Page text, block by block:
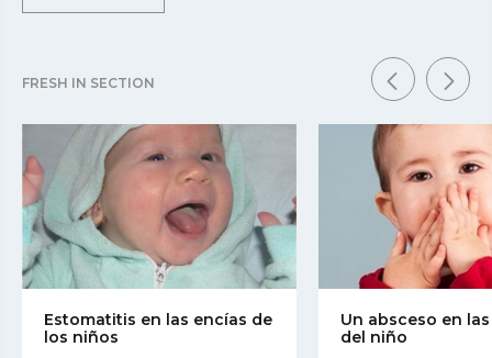
FRESH IN SECTION
Estomatitis en las encías de
los niños
Un absceso en
del niño